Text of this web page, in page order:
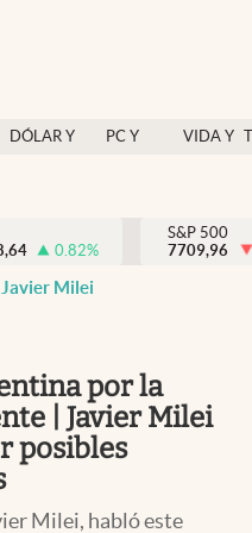
DÓLAR Y
PC Y
VIDA Y
México
0.82%
S&P 500
7709,96
Javier Milei
por la
| Javier Milei
posibles
Milei, habló este